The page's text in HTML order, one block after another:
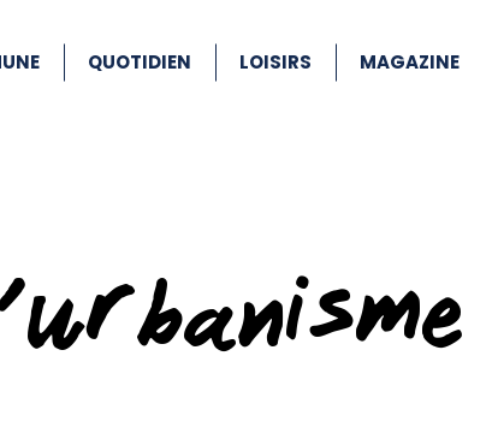
QUOTIDIEN LOISIRS MAGAZINE